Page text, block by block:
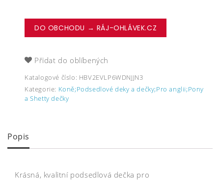
DO OBCHODU → RÁJ-OHLÁVEK.CZ
Přidat do oblíbených
Katalogové číslo: HBV2EVLP6WDNJJN3
Kategorie: Koně;Podsedlové deky a dečky;Pro anglii;Pony
a Shetty dečky
Popis
Krásná, kvalitní podsedlová dečka pro